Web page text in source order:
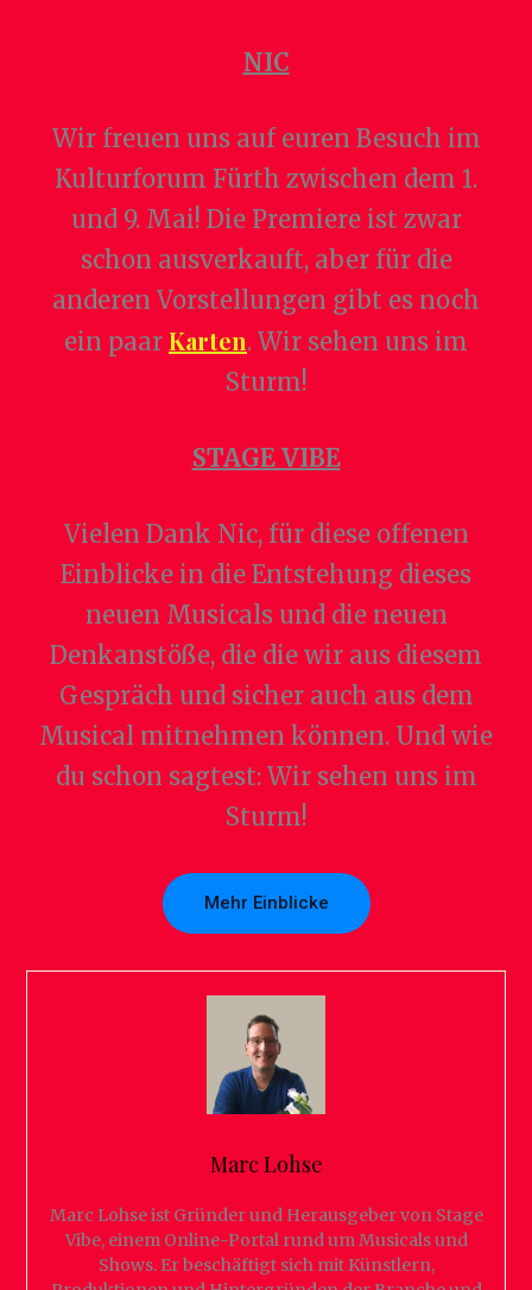
NIC
Wir freuen uns auf euren Besuch im
Kulturforum Fürth zwischen dem 1.
und 9. Mai! Die Premiere ist zwar
schon ausverkauft, aber für die
anderen Vorstellungen gibt es noch
ein paar Karten. Wir sehen uns im
Sturm!
STAGE VIBE
Vielen Dank Nic, für diese offenen
Einblicke in die Entstehung dieses
neuen Musicals und die neuen
Denkanstöße, die die wir aus diesem
Gespräch und sicher auch aus dem
Musical mitnehmen können. Und wie
du schon sagtest: Wir sehen uns im
Sturm!
Mehr Einblicke
Marc Lohse
Marc Lohse ist Gründer und Herausgeber von Stage
Vibe, einem Online-Portal rund um Musicals und
Shows. Er beschäftigt sich mit Künstlern,